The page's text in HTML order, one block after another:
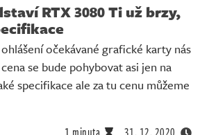
RTX 3080 Ti už brzy,
očekávané grafické karty nás
se bude pohybovat asi jen na
specifikace ale za tu cenu můžeme